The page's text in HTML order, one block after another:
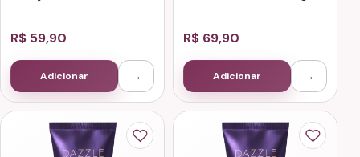
R$ 59,90
Adicionar →
R$ 69,90
Adicionar →